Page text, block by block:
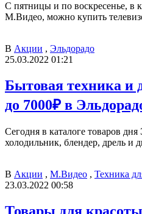
С пятницы и по воскресенье, в
М.Видео, можно купить
В Акции , Эльдорадо
25.03.2022 01:21
Бытовая техника и
до 7000₽ в
Сегодня в каталоге товаров
холодильник, блендер, дрель и
В Акции , М.Видео , Техника
23.03.2022 00:58
Товары для